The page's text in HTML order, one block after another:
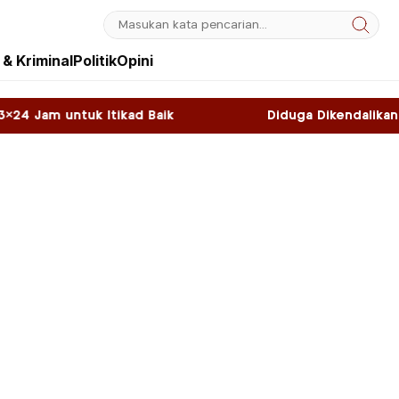
KriminalPolitikOpini
Baik Diduga Dikendalikan WNA, Sky Game di